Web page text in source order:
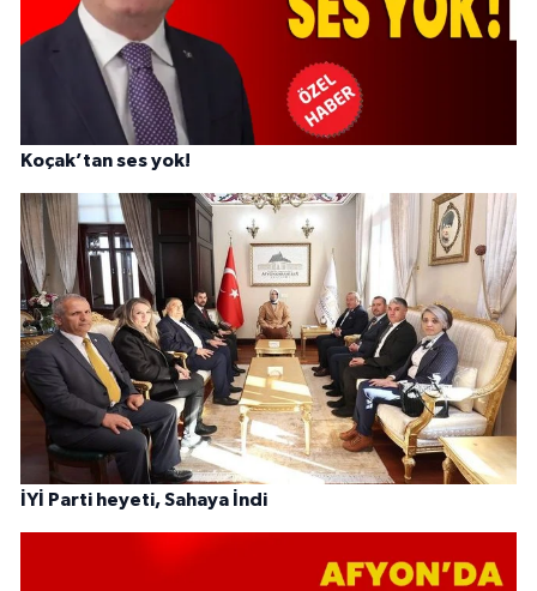
Koçak’tan ses yok!
İYİ Parti heyeti, Sahaya İndi